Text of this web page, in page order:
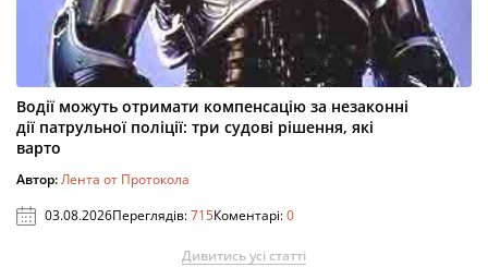
Водії можуть отримати компенсацію за незаконні
дії патрульної поліції: три судові рішення, які
варто
Автор:Лента от Протокола
03.08.2026Переглядів:715Коментарі:0
Дивитись усі статті